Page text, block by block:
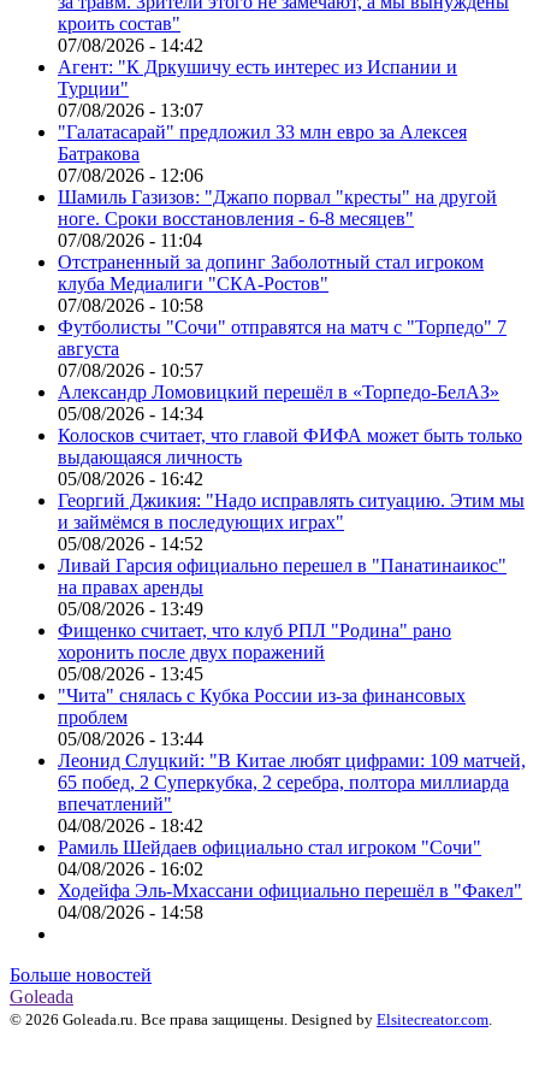
кроить состав"
07/08/2026 - 14:42
Агент: "К Дркушичу есть интерес из Испании и
Турции"
07/08/2026 - 13:07
"Галатасарай" предложил 33 млн евро за Алексея
Батракова
07/08/2026 - 12:06
Шамиль Газизов: "Джапо порвал "кресты" на другой
ноге. Сроки восстановления - 6-8 месяцев"
07/08/2026 - 11:04
Отстраненный за допинг Заболотный стал игроком
клуба Медиалиги "СКА-Ростов"
07/08/2026 - 10:58
Футболисты "Сочи" отправятся на матч с "Торпедо" 7
августа
07/08/2026 - 10:57
Александр Ломовицкий перешёл в «Торпедо-БелАЗ»
05/08/2026 - 14:34
Колосков считает, что главой ФИФА может быть только
выдающаяся личность
05/08/2026 - 16:42
Георгий Джикия: "Надо исправлять ситуацию. Этим мы
и займёмся в последующих играх"
05/08/2026 - 14:52
Ливай Гарсия официально перешел в "Панатинаикос"
на правах аренды
05/08/2026 - 13:49
Фищенко считает, что клуб РПЛ "Родина" рано
хоронить после двух поражений
05/08/2026 - 13:45
"Чита" снялась с Кубка России из-за финансовых
проблем
05/08/2026 - 13:44
Леонид Слуцкий: "В Китае любят цифрами: 109 матчей,
65 побед, 2 Суперкубка, 2 серебра, полтора миллиарда
впечатлений"
04/08/2026 - 18:42
Рамиль Шейдаев официально стал игроком "Сочи"
04/08/2026 - 16:02
Ходейфа Эль-Мхассани официально перешёл в "Факел"
04/08/2026 - 14:58
Больше новостей
Goleada
© 2026 Goleada.ru. Все права защищены. Designed by Elsitecreator.com